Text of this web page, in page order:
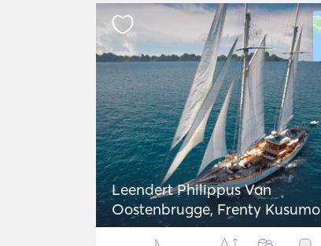
Leendert Philippus Van
Oostenbrugge, Frenty Kusumo
Schooner